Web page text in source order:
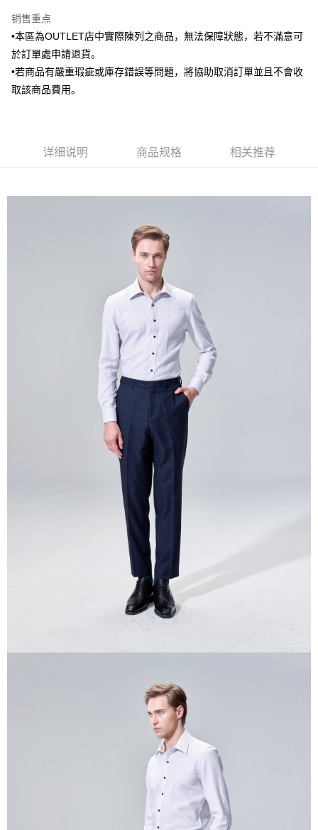
台湾乐天信用卡公司
新竹物流宅配
每笔NT$120，满NT$3,000(含以上)免运费
LINEX 宇迅國際 查看运费
销售重点
•本區為OUTLET店中實際陳列之商品，無法保障狀態，若不滿意可
於訂單處申請退貨。
•若商品有嚴重瑕疵或庫存錯誤等問題，將協助取消訂單並且不會收
取該商品費用。
详细说明 商品规格 相关推荐